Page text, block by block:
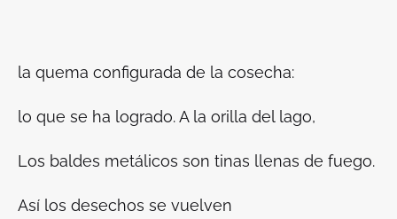
la quema configurada de la cosecha:
lo que se ha logrado. A la orilla del lago,
Los baldes metálicos son tinas llenas de fuego.
Así los desechos se vuelven